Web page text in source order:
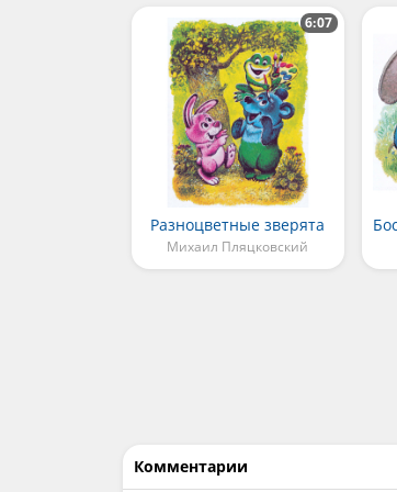
Разноцветные зверята
Михаил Пляцковский
6:07
Комментарии